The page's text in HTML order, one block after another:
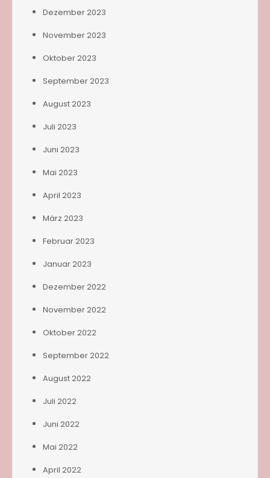
Dezember 2023
November 2023
Oktober 2023
September 2023
August 2023
Juli 2023
Juni 2023
Mai 2023
April 2023
März 2023
Februar 2023
Januar 2023
Dezember 2022
November 2022
Oktober 2022
September 2022
August 2022
Juli 2022
Juni 2022
Mai 2022
April 2022